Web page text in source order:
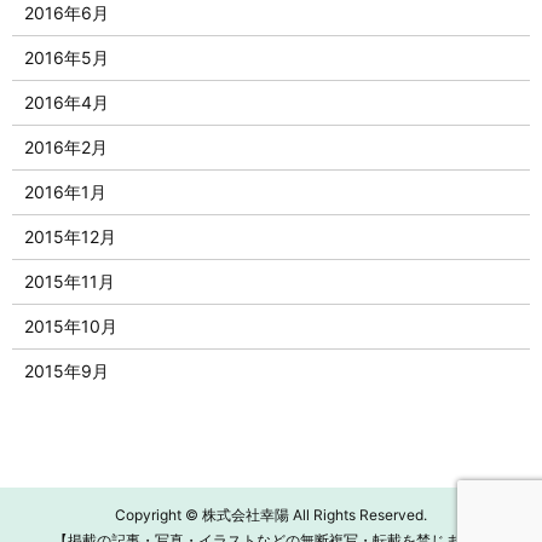
2016年6月
2016年5月
2016年4月
2016年2月
2016年1月
2015年12月
2015年11月
2015年10月
2015年9月
Copyright © 株式会社幸陽 All Rights Reserved.